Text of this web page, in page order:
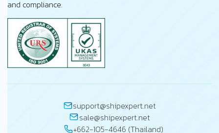
and compliance.
support@shipexpert.net
sale@shipexpert.net
+662-105-4646 (Thailand)